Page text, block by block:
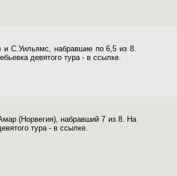
и С.Уильямс, набравшие по 6,5 из 8.
девятого тура - в ссылке.
(Норвегия), набравший 7 из 8. На
тура - в ссылке.